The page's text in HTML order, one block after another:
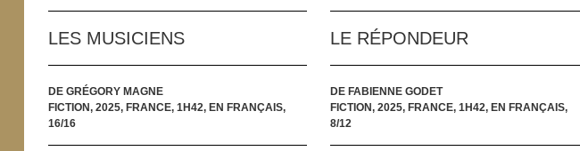
LES MUSICIENS
DE GRÉGORY MAGNE
FICTION, 2025, FRANCE, 1H42, EN FRANÇAIS,
16/16
LE RÉPONDEUR
DE FABIENNE GODET
FICTION, 2025, FRANCE, 1H42, EN FRANÇAIS,
8/12